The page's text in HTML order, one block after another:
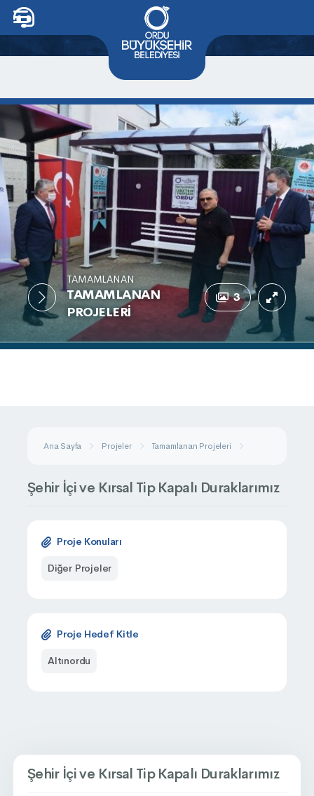
TAMAMLANAN
TAMAMLANAN
PROJELERI
3
Ana Sayfa Projeler Tamamlanan Projeleri
Şehir İçi ve Kırsal Tip Kapalı Duraklarımız
Proje Konuları
Diğer Projeler
Proje Hedef Kitle
Altınordu
Şehir İçi ve Kırsal Tip Kapalı Duraklarımız